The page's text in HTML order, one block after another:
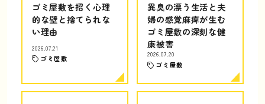
ゴミ屋敷を招く心理
的な壁と捨てられな
い理由
2026.07.21
ゴミ屋敷
異臭の漂う生活と夫
婦の感覚麻痺が生む
ゴミ屋敷の深刻な健
康被害
2026.07.20
ゴミ屋敷